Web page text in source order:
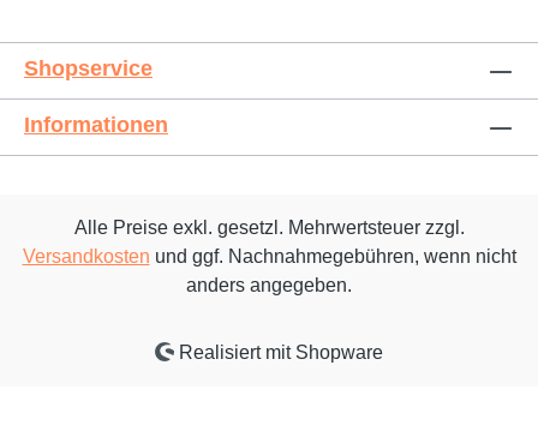
Shopservice
Informationen
Alle Preise exkl. gesetzl. Mehrwertsteuer zzgl.
Versandkosten und ggf. Nachnahmegebühren, wenn nicht
anders angegeben.
Realisiert mit Shopware